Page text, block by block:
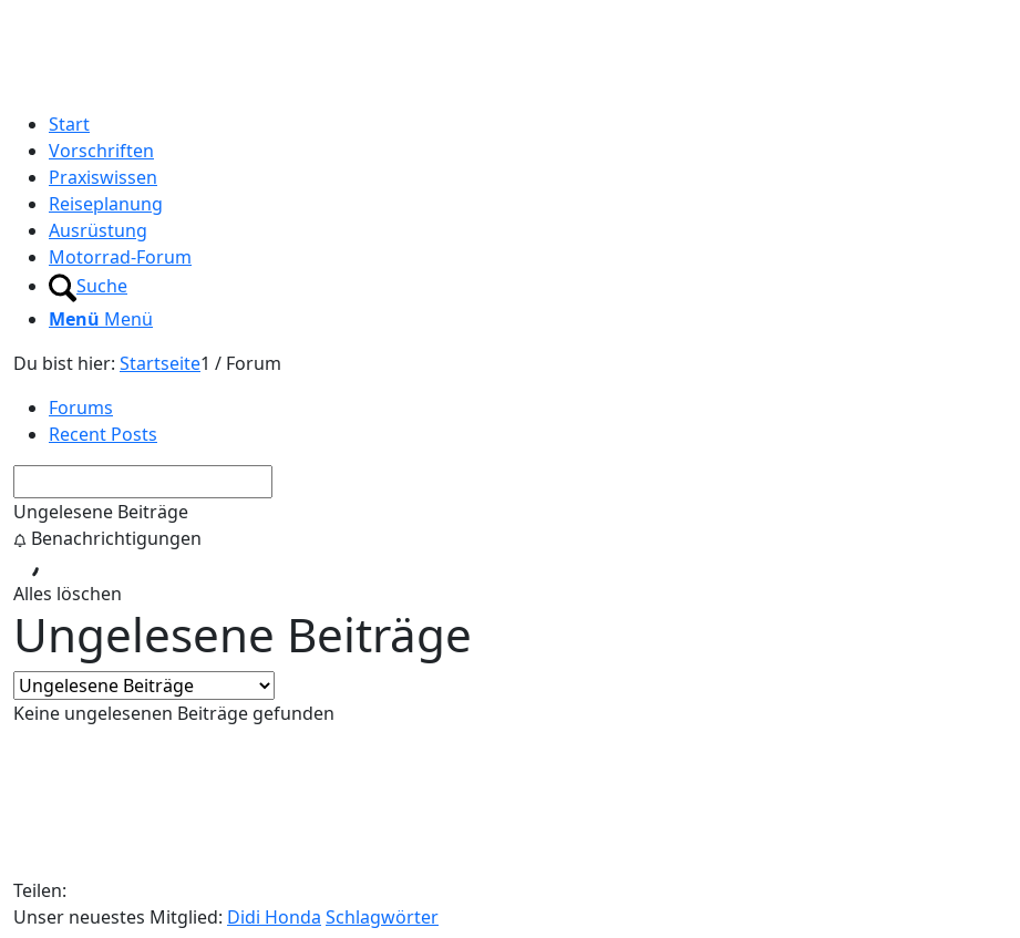
Start
Vorschriften
Praxiswissen
Reiseplanung
Ausrüstung
Motorrad-Forum
Suche
Menü Menü
Du bist hier: Startseite1 / Forum
Forums
Recent Posts
Ungelesene Beiträge
Benachrichtigungen
Alles löschen
Ungelesene Beiträge
Keine ungelesenen Beiträge gefunden
Teilen:
Unser neuestes Mitglied: Didi Honda Schlagwörter